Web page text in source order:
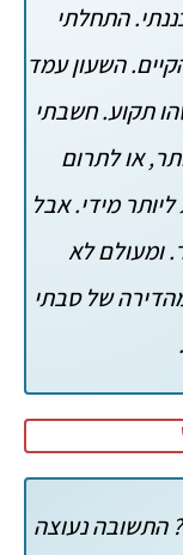
התחלתי
השעון עמד
תקוע. חשבתי
או לתרום
מידי. אבל
ומעולם לא
של סבתי
התשובה נעוצה